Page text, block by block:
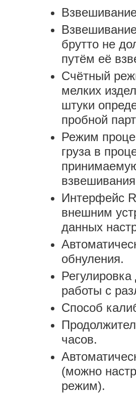
брутто не
путём её
Счётный
мелких
штуки
пробной
Режим
груза в
Интерфейс
внешним
данных
обнуления.
работы с
Способ
часов.
(можно
режим).